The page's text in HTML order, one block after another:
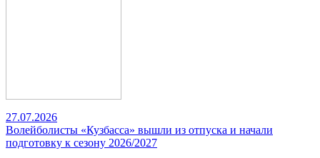
27.07.2026
Волейболисты «Кузбасса» вышли из отпуска и начали
подготовку к сезону 2026/2027